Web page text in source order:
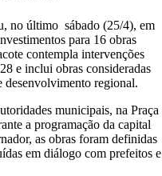
no último sábado (25/4), em
para 16 obras
contempla intervenções
e inclui obras consideradas
desenvolvimento regional.
municipais, na Praça
a programação da capital
as obras foram definidas
em diálogo com prefeitos e